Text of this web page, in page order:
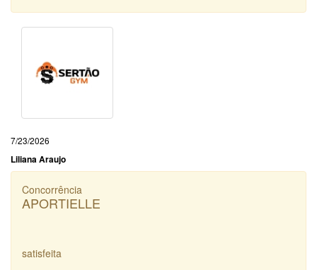
7/23/2026
Liliana Araujo
Concorrência
APORTIELLE
satisfeita